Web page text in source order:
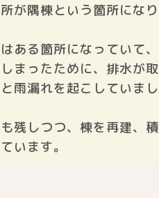
が隅棟という箇所になり
ある箇所になっていて、
まったために、排水が取
雨漏れを起こしていまし
残しつつ、棟を再建、積
います。